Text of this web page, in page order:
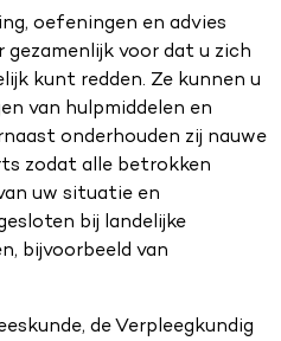
oefeningen en advies
gezamenlijk voor dat u zich
kunt redden. Ze kunnen u
van hulpmiddelen en
onderhouden zij nauwe
zodat alle betrokken
uw situatie en
bij landelijke
bijvoorbeeld van
de Verpleegkundig